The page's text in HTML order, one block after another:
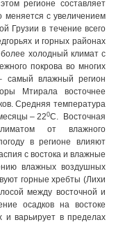
регионе составляет
меняется с увеличением
Грузии в течение всего
и горных районах
холодный климат с
покрова во многих
влажный регион
Мтирала восточнее
Средняя температура
– 220С. Восточная
от влажного
в регионе влияют
с востока и влажные
влажных воздушных
горные хребты (Лихи
между восточной и
осадков на востоке
и варьирует в пределах